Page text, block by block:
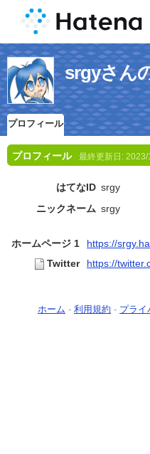
srgyさん
プロフィール
プロフィール 最終更新日: 2023/
はてなID srgy
ニックネーム srgy
ホームページ 1
https://
Twitter
https://
ホーム - 利用規約 - プライ